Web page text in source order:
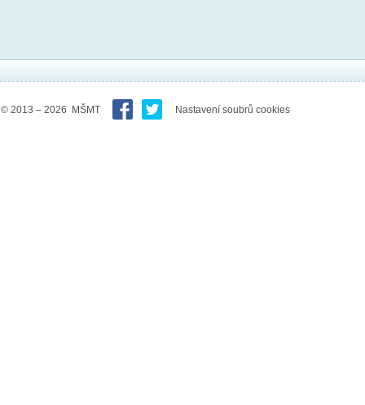
© 2013 – 2026 MŠMT Nastavení soubrů cookies